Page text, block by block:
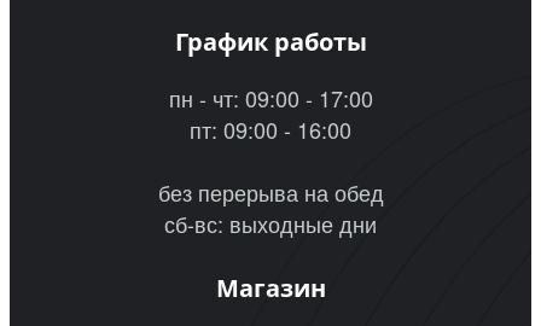
График работы
пн - чт: 09:00 - 17:00
пт: 09:00 - 16:00
без перерыва на обед
сб-вс: выходные дни
Магазин